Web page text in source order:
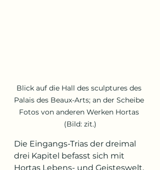
Blick auf die Hall des sculptures des
Palais des Beaux-Arts; an der Scheibe
Fotos von anderen Werken Hortas
(Bild: zit.)
Die Eingangs-Trias der dreimal
drei Kapitel befasst sich mit
Hortas Lebens- und Geisteswelt.